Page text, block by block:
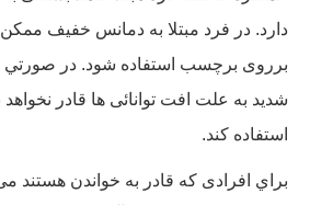
دارد. در فرد مبتلا به دمانس خفيف
برروی برچسب استفاده شود. در صورتي
شديد به علت افت توانائی ها قادر نخواهد
استفاده کند.
براي افرادی كه قادر به خواندن هستند